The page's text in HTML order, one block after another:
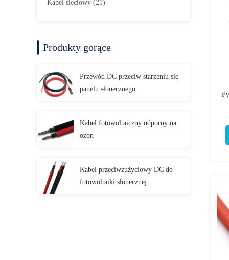
Kabel sieciowy (21)
Produkty gorące
Przewód DC przeciw starzeniu się
panelu słonecznego
Kabel fotowoltaiczny odporny na
ozon
Kabel przeciwzużyciowy DC do
fotowoltaiki słonecznej